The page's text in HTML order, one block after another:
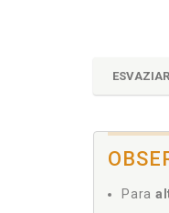
Para